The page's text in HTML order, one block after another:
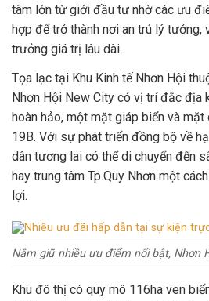
tâm lớn từ giới đầu tư nhờ các ưu
hợp để trở thành nơi an trú lý tưởng,
trưởng giá trị lâu dài.
Tọa lạc tại Khu Kinh tế Nhơn Hội
Nhơn Hội New City có vị trí đắc địa
hoàn hảo, một mặt giáp biển và
19B. Với sự phát triển đồng bộ về
dân tương lai có thể di chuyển đến
hay trung tâm Tp.Quy Nhơn một
lợi.
Nắm giữ nhiều ưu điểm nổi bật, Nhơn
Khu đô thị có quy mô 116ha ven